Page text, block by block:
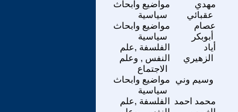
مواضيع وابحاث
سياسية
مهدي
عقبائي
مواضيع وابحاث
سياسية
عصام
أبوبكر
الفلسفة ,علم
النفس , وعلم
الاجتماع
أياد
الزهيري
مواضيع وابحاث
سياسية
وسيم وني
الفلسفة ,علم محمد احمد